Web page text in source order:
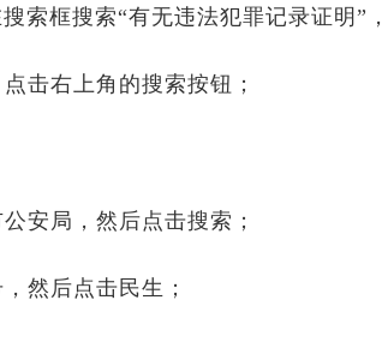
索框搜索“有无违法犯罪记录证明”
击右上角的搜索按钮；
安局，然后点击搜索；
然后点击民生；